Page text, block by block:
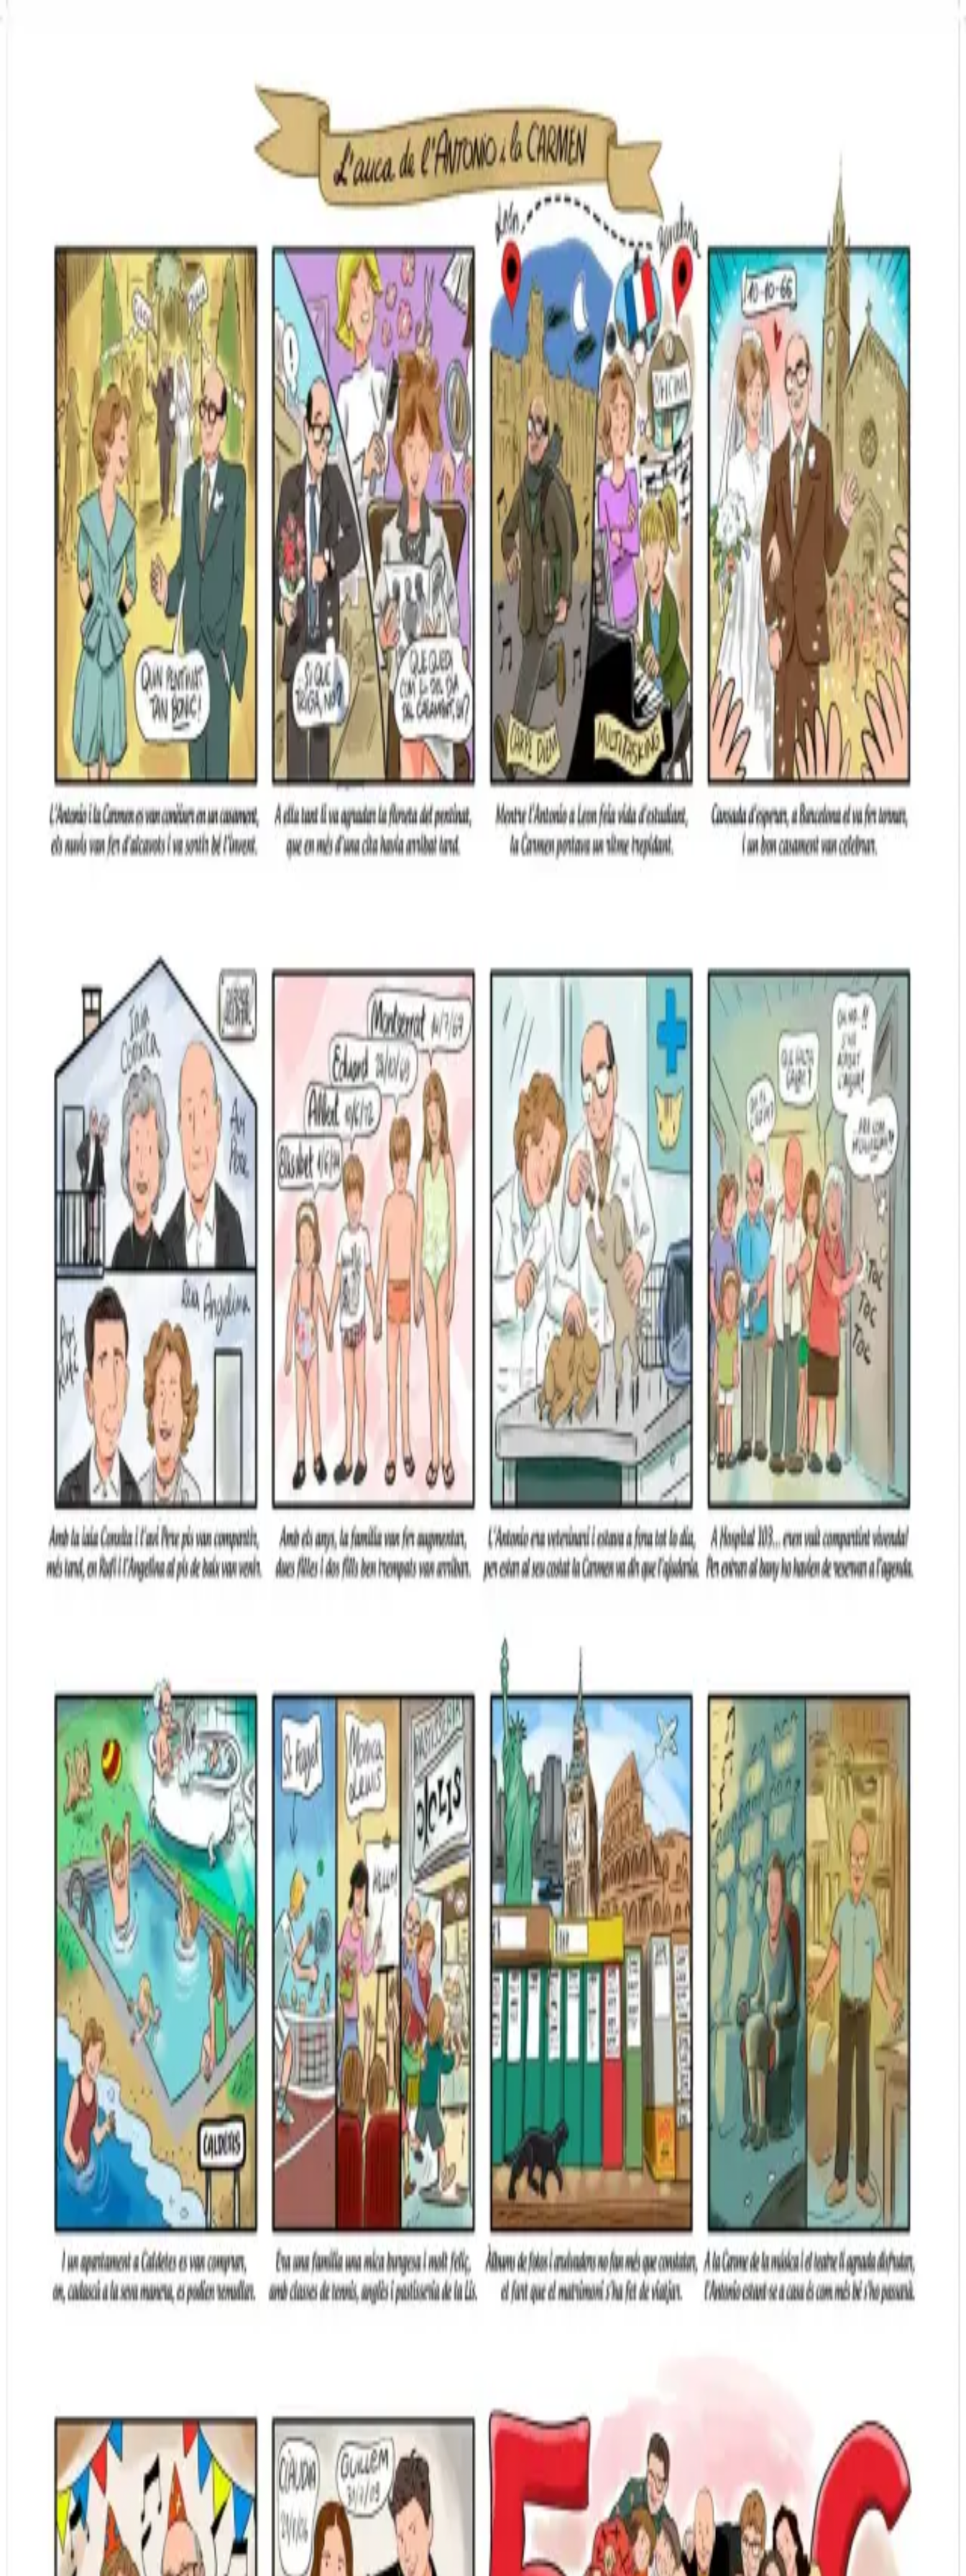
Caricatures
Auques
Còmics personalitzats
Revista de còmic
Contes personalitzats
Conte a midaPremium
Editorials Qui som Contacte
Aneu a la botiga